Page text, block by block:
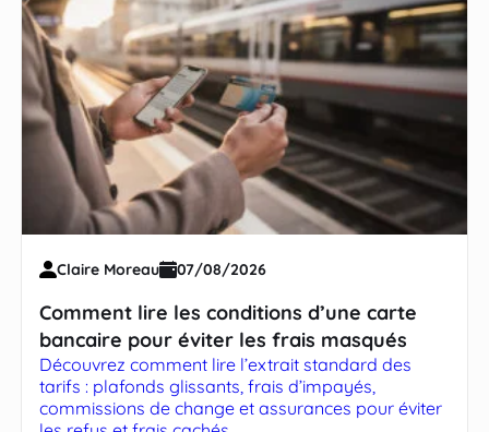
Claire Moreau 07/08/2026
Comment lire les conditions d’une carte
bancaire pour éviter les frais masqués
Découvrez comment lire l’extrait standard des
tarifs : plafonds glissants, frais d’impayés,
commissions de change et assurances pour éviter